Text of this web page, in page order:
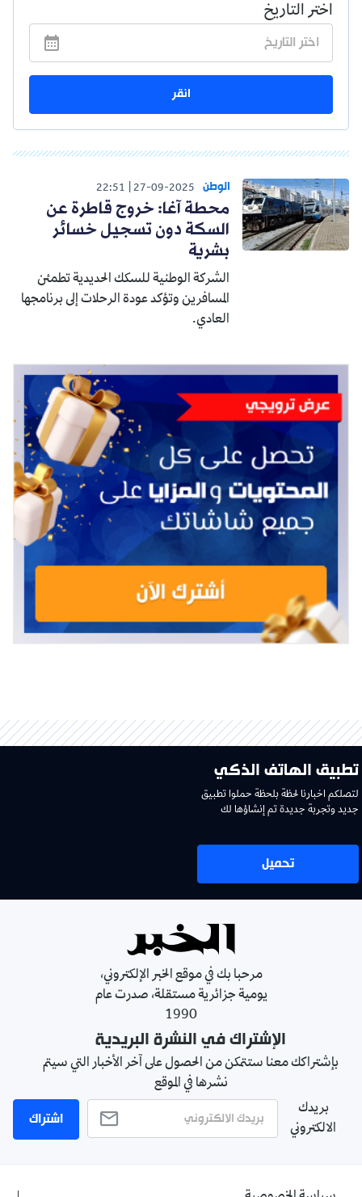
اختر التاريخ
انقر
الوطن 27-09-2025
22:51
محطة آغا: خروج قاطرة عن
السكة دون تسجيل خسائر
بشرية
الشركة الوطنية للسكك الحديدية تطمئن
المسافرين وتؤكد عودة الرحلات إلى برنامجها
العادي.
تطبيق الهاتف الذكي
لتصلكم اخبارنا لحظة بلحظة حملوا تطبيق
جديد وتجربة جديدة تم إنشاؤها لك
تحميل
مرحبا بك في موقع الخبر الإلكتروني،
يومية جزائرية مستقلة، صدرت عام
1990
الإشتراك في النشرة البريدية
بإشتراكك معنا ستتمكن من الحصول على آخر الأخبار التي سيتم
نشرها في الموقع
بريدك
الالكتروني
اشتراك